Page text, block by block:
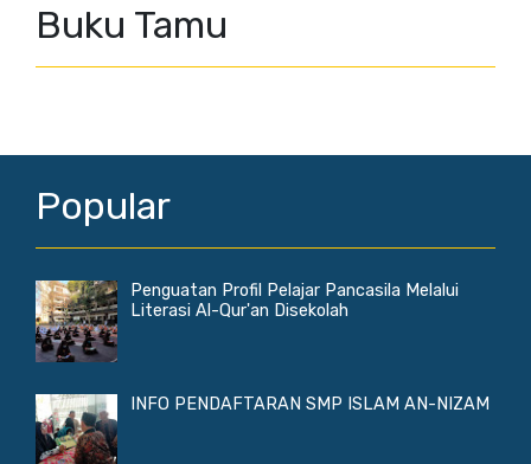
Buku Tamu
Popular
Penguatan Profil Pelajar Pancasila Melalui
Literasi Al-Qur'an Disekolah
INFO PENDAFTARAN SMP ISLAM AN-NIZAM